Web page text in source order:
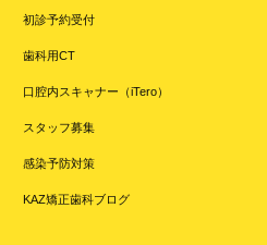
初診予約受付
歯科用CT
口腔内スキャナー（iTero）
スタッフ募集
感染予防対策
KAZ矯正歯科ブログ